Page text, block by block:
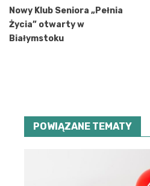
wpisu
Nowy Klub Seniora „Pełnia
Życia” otwarty w
Białymstoku
POWIĄZANE TEMATY